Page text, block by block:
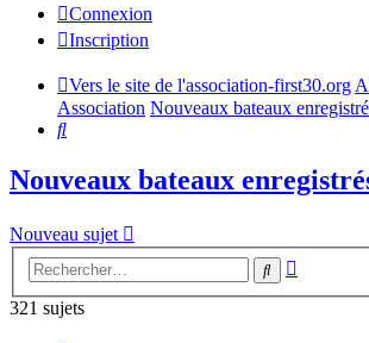
Connexion
Inscription
Vers le site de l'association-first30.org
Association Nouveaux bateaux
Rechercher
Nouveaux bateaux
Nouveau sujet
Rechercher
321 sujets